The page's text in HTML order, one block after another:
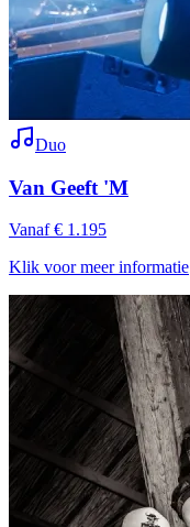
Duo
Van Geeft 'M
Vanaf € 1.195
Klik voor meer informatie